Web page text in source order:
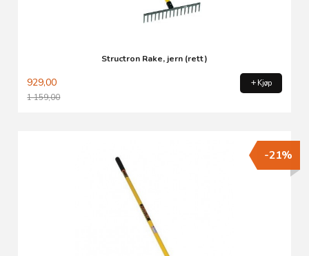
Structron Rake, jern (rett)
929,00
1 159,00
Kjøp
-21%